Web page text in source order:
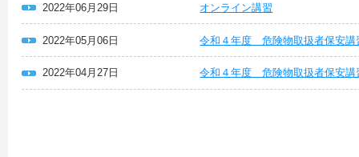
2022年06月29日 オンライン講習
2022年05月06日 令和４年度 危険物取扱者保安
2022年04月27日 令和４年度 危険物取扱者保安講